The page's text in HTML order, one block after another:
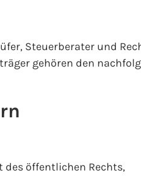
Steuerberater und
gehören den
öffentlichen Rechts,